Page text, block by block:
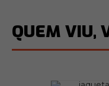
QUEM VIU,